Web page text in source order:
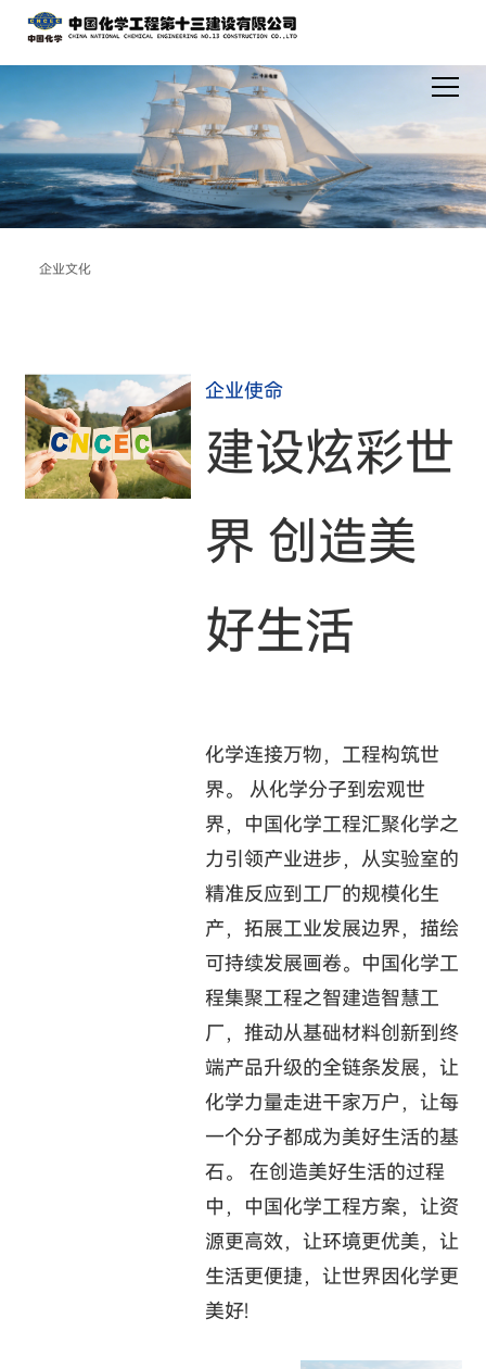
企业文化
企业使命
建设炫彩世
界 创造美
好生活
化学连接万物，工程构筑世
界。 从化学分子到宏观世
界，中国化学工程汇聚化学之
力引领产业进步，从实验室的
精准反应到工厂的规模化生
产，拓展工业发展边界，描绘
可持续发展画卷。中国化学工
程集聚工程之智建造智慧工
厂，推动从基础材料创新到终
端产品升级的全链条发展，让
化学力量走进干家万户，让每
一个分子都成为美好生活的基
石。 在创造美好生活的过程
中，中国化学工程方案，让资
源更高效，让环境更优美，让
生活更便捷，让世界因化学更
美好!